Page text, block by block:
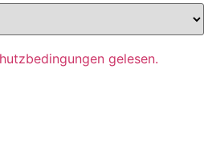
gelesen.